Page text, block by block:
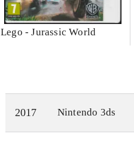
Lego - Jurassic World
2017 Nintendo 3ds